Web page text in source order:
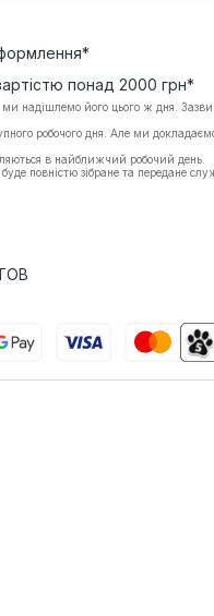
понад 2000 грн*
ми надішлемо його цього ж дня.
робочого дня. Але ми
в найближчий робочий день.
повністю зібране та передане